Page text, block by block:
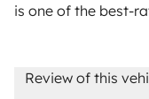
is one of the best-
Review of this